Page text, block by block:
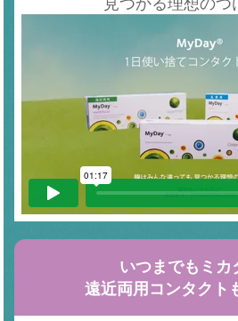
いつまでもミカ
遠近両用コンタクト